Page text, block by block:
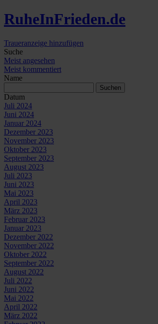
RuheInFrieden.de
Traueranzeige hinzufügen
Suche
Meist angesehen
Meist kommentiert
Name
Datum
Juli 2024
Juni 2024
Januar 2024
Dezember 2023
November 2023
Oktober 2023
September 2023
August 2023
Juli 2023
Juni 2023
Mai 2023
April 2023
März 2023
Februar 2023
Januar 2023
Dezember 2022
November 2022
Oktober 2022
September 2022
August 2022
Juli 2022
Juni 2022
Mai 2022
April 2022
März 2022